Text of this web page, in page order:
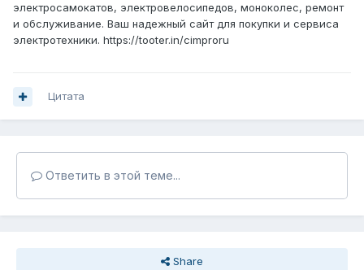
электросамокатов, электровелосипедов, моноколес, ремонт
и обслуживание. Ваш надежный сайт для покупки и сервиса
электротехники. https://tooter.in/cimproru
Цитата
Ответить в этой теме...
Share